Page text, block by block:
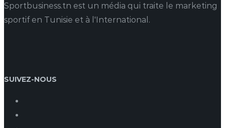
Sportbusiness.tn est un média qui traite le marketing
sportif en Tunisie et à l'International.
SUIVEZ-NOUS